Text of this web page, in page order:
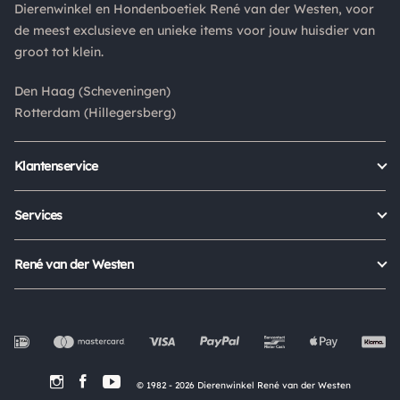
Is een product dat je besteld hebt niet naar wens? Dan kan je
het product altijd retourneren binnen 14 dagen. De
retourkosten bedragen € 6.75 en zijn voor eigen rekening.
pakketten die bij een pakketpunt worden geleverd halen wij
niet af.
Dierenwinkel en Hondenboetiek René van der Westen, voor
de meest exclusieve en unieke items voor jouw huisdier van
groot tot klein.
Den Haag (Scheveningen)
Rotterdam (Hillegersberg)
Klantenservice
Status bestelling
Mijn account
Services
René van der Westen
Werken bij
In de Media
© 1982 - 2026 Dierenwinkel René van der Westen